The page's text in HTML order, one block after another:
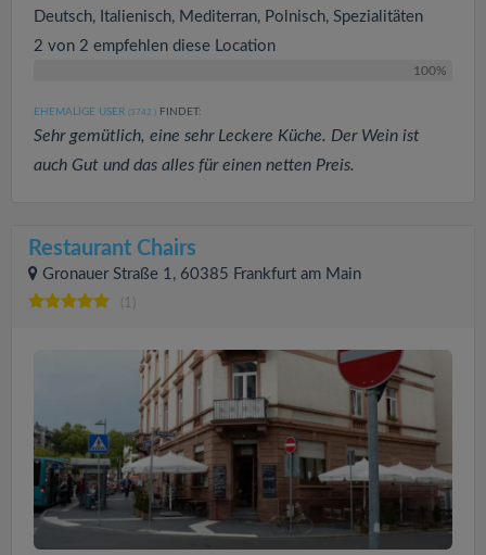
Deutsch, Italienisch, Mediterran, Polnisch, Spezialitäten
2 von 2 empfehlen diese Location
100%
EHEMALIGE USER (3742 ) FINDET:
Sehr gemütlich, eine sehr Leckere Küche. Der Wein ist
auch Gut und das alles für einen netten Preis.
Restaurant Chairs
Gronauer Straße 1, 60385 Frankfurt am Main
(1)